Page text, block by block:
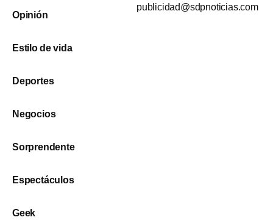
Opinión
Estilo de vida
Deportes
Negocios
Sorprendente
Espectáculos
Geek
publicidad@sdpnoticias.com